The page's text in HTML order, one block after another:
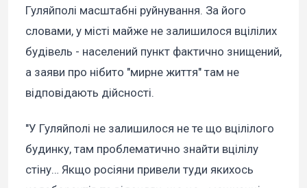
Гуляйполі масштабні руйнування. За його
словами, у місті майже не залишилося вцілілих
будівель - населений пункт фактично знищений,
а заяви про нібито "мирне життя" там не
відповідають дійсності.
"У Гуляйполі не залишилося не те що вцілілого
будинку, там проблематично знайти вцілілу
стіну… Якщо росіяни привели туди якихось